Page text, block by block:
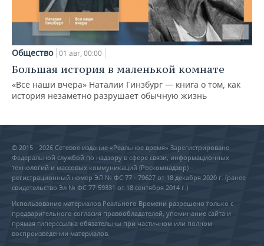
Общество 01 авг, 00:00
Большая история в маленькой комнате
«Все наши вчера» Наталии Гинзбург — книга о том, как
история незаметно разрушает обычную жизнь
© 2015 - 2026 Сетевое издание «Реальное время» Зарегистрировано
Федеральной службой по надзору в сфере связи, информационных
технологий и массовых коммуникаций (Роскомнадзор) –
регистрационный номер ЭЛ № ФС 77 - 79627 от 18 декабря 2020 г. (ранее
свидетельство Эл № ФС 77-59331 от 18 сентября 2014 г.)
Использование материалов Реального Времени разрешено только с
предварительного согласия правообладателей, упоминание сайта и
прямая гиперссылка обязательны при частичном или полном
воспроизведении материалов.